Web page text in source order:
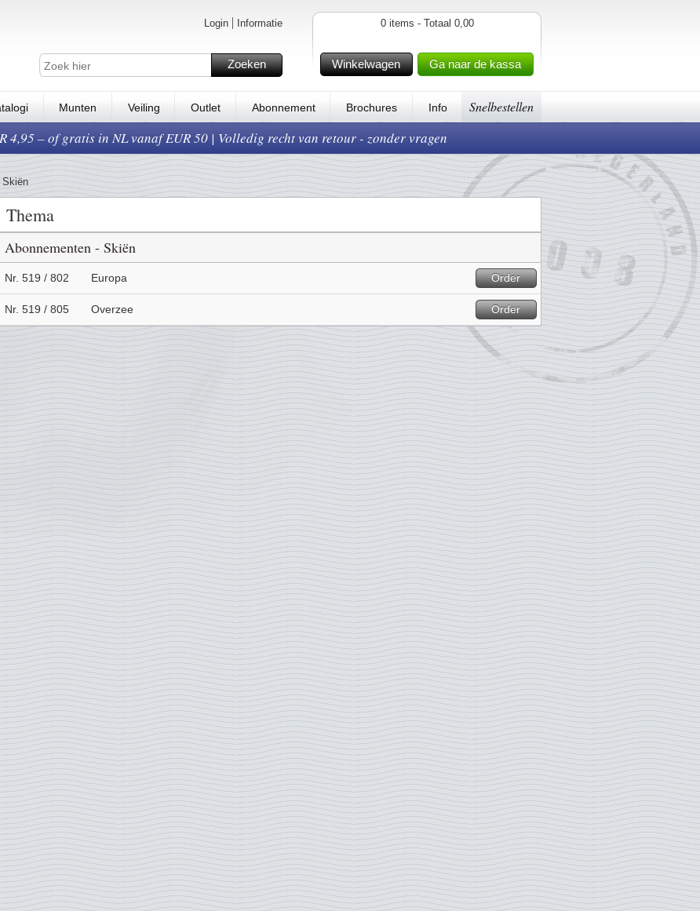
Login Informatie
Zoeken
0 items - Totaal 0,00
Winkelwagen Ga naar de kassa
Munten Veiling Outlet Abonnement Brochures Info Snelbestellen
4,95 – of gratis in NL vanaf EUR 50 | Volledig recht van retour - zonder vragen
Skiën
Thema
Abonnementen - Skiën
Nr. 519 / 802 Europa Order
Nr. 519 / 805 Overzee Order